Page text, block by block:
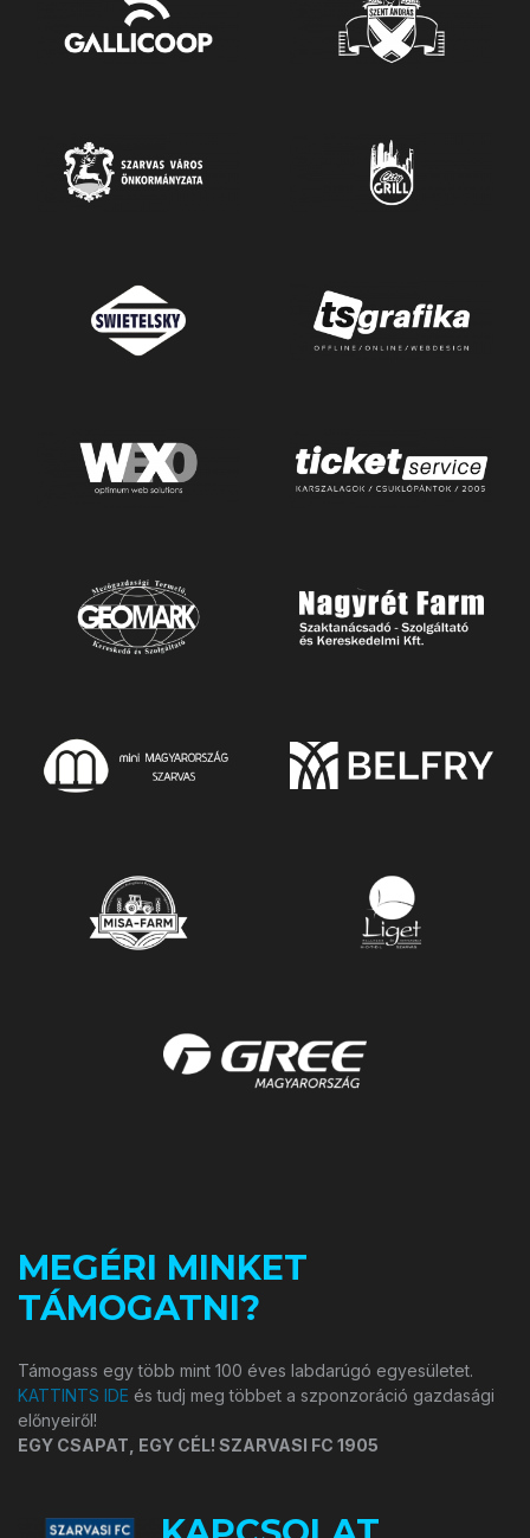
MEGÉRI MINKET
TÁMOGATNI?
Támogass egy több mint 100 éves labdarúgó egyesületet.
KATTINTS IDE és tudj meg többet a szponzoráció gazdasági
előnyeiről!
EGY CSAPAT, EGY CÉL! SZARVASI FC 1905